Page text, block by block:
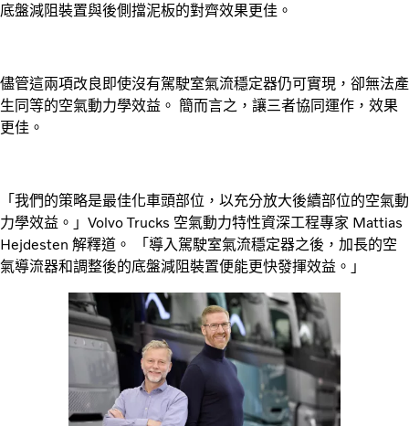
底盤減阻裝置與後側擋泥板的對齊效果更佳。
儘管這兩項改良即使沒有駕駛室氣流穩定器仍可實現，卻無法產
生同等的空氣動力學效益。 簡而言之，讓三者協同運作，效果
更佳。
「我們的策略是最佳化車頭部位，以充分放大後續部位的空氣動
力學效益。」Volvo Trucks 空氣動力特性資深工程專家 Mattias
Hejdesten 解釋道。 「導入駕駛室氣流穩定器之後，加長的空
氣導流器和調整後的底盤減阻裝置便能更快發揮效益。」